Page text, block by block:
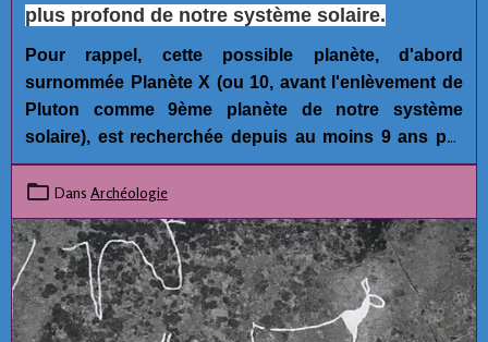
plus profond de notre système solaire.
Pour rappel, cette possible planète, d'abord
surnommée Planète X (ou 10, avant l'enlèvement de
Pluton comme 9ème planète de notre système
solaire), est recherchée depuis au moins 9 ans par
plusieurs astronomes car ce serait la seule
explication possible raisonnable pour expliquer les
anomalies orbitales de plusieurs mini-planètes
dansla ceinture de Kuiper, aux confins de notre
système solaire.
Dans Archéologie